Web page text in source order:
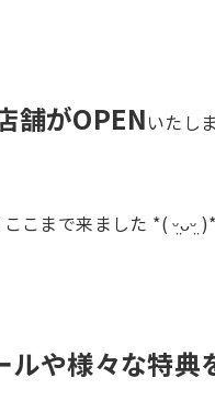
舗がOPENいたし
こまで来ました *( ᵕ̤ᴗᵕ̤
ルや様々な特典